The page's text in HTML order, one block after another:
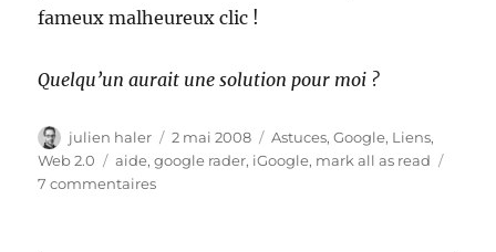
fameux malheureux clic !
Quelqu’un aurait une solution pour moi ?
Auteur
julien haler
Publié
le
2 mai 2008 Catégories
Astuces,Google, Liens,
Web 2.0
Étiquettes
aide,google rader, iGoogle, mark all as read
7 commentairessur